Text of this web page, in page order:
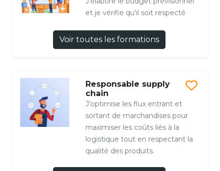
et je vérifie qu'il soit respecté
Voir toutes les formations
Responsable supply
chain
J’optimise les flux entrant et
sortant de marchandises pour
maximiser les coûts liés à la
logistique tout en respectant la
qualité des produits.